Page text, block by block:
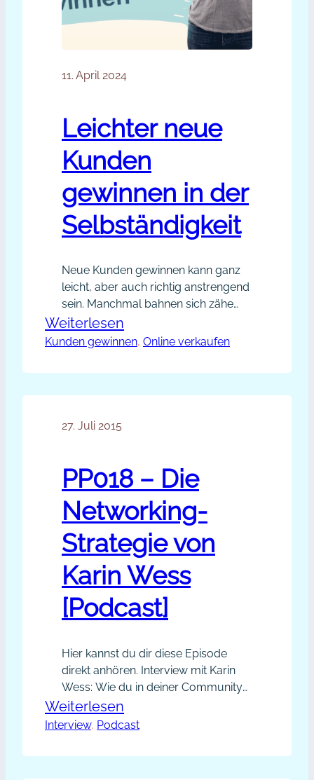
11. April 2024
Leichter neue
Kunden
gewinnen in der
Selbständigkeit
Neue Kunden gewinnen kann ganz
leicht, aber auch richtig anstrengend
sein. Manchmal bahnen sich zähe
Kundengewinnungs-Phasen in
Wellen an, und manchmal klappt
mehr, weil sich der Markt verändert
Erfahrung, dass gerade dann, wenn
Weiterlesen
Leichter
Selbständigkeit
Kunden gewinnen, Online verkaufen
27. Juli 2015
PP018 – Die
Networking-
Strategie von
Karin Wess
[Podcast]
Hier kannst du dir diese Episode
direkt anhören. Interview mit Karin
Wess: Wie du in deiner Community
Vertrauen aufbaust, veranschaulicht
Karin anhand ihrer eigenen
Strategie. Beeindruckend ist ihr
Weiterlesen
PP018
Interview, Podcast